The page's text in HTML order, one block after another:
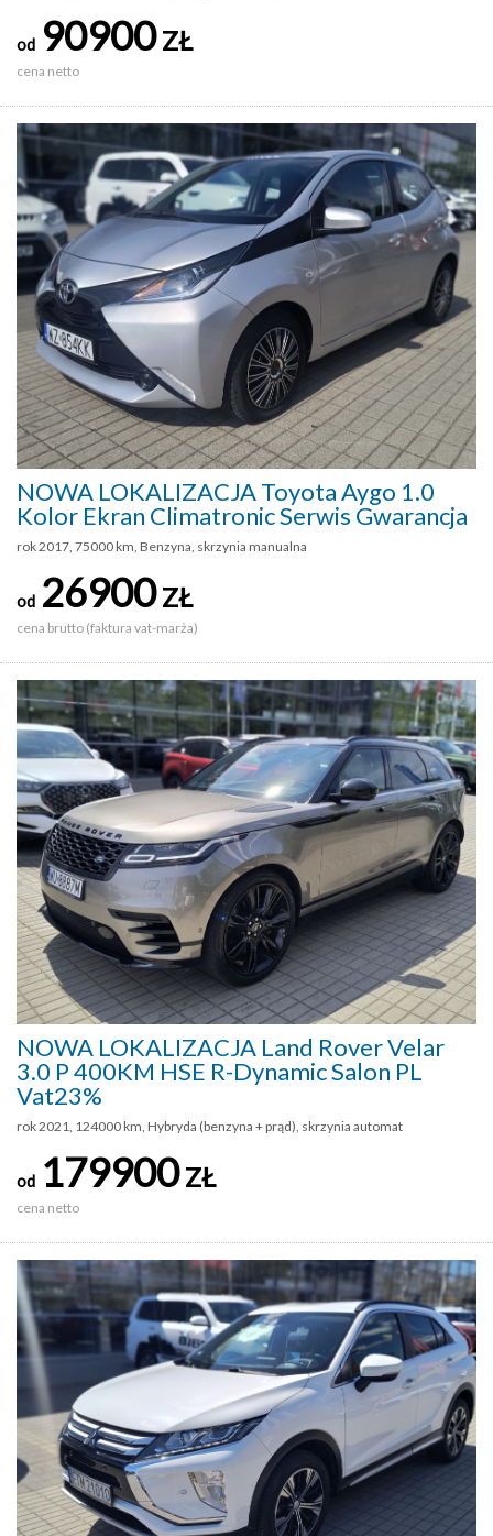
od 90900ZŁ
cena netto
NOWA LOKALIZACJA Toyota Aygo 1.0
Kolor Ekran Climatronic Serwis Gwarancja
rok 2017, 75000 km, Benzyna, skrzynia manualna
od 26900ZŁ
cena brutto (faktura vat-marża)
NOWA LOKALIZACJA Land Rover Velar
3.0 P 400KM HSE R-Dynamic Salon PL
Vat23%
rok 2021, 124000 km, Hybryda (benzyna + prąd), skrzynia automat
od 179900ZŁ
cena netto